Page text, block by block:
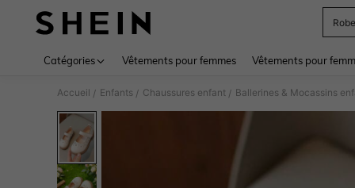
Robe
Catégories Vêtements pour femmes Vêtements pour
Accueil / Enfants / Chaussures enfant / Ballerines & Mocassins